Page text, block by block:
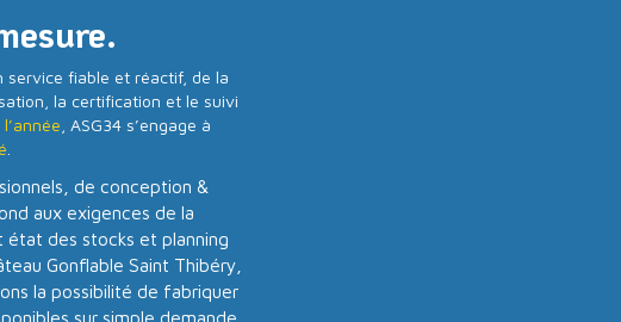
service fiable et réactif, de la
la certification et le suivi
, ASG34 s’engage à
de conception &
aux exigences de la
état des stocks et planning
Gonflable Saint Thibéry,
la possibilité de fabriquer
sur simple demande,